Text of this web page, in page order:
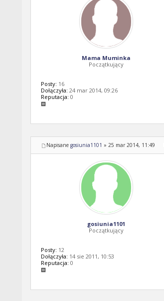
Mama Muminka
Początkujący
Posty: 16
Dołączyła: 24 mar 2014, 09:26
Reputacja: 0
Napisane gosiunia1101 » 25 mar 2014, 11:49
gosiunia1101
Początkujący
Posty: 12
Dołączyła: 14 sie 2011, 10:53
Reputacja: 0